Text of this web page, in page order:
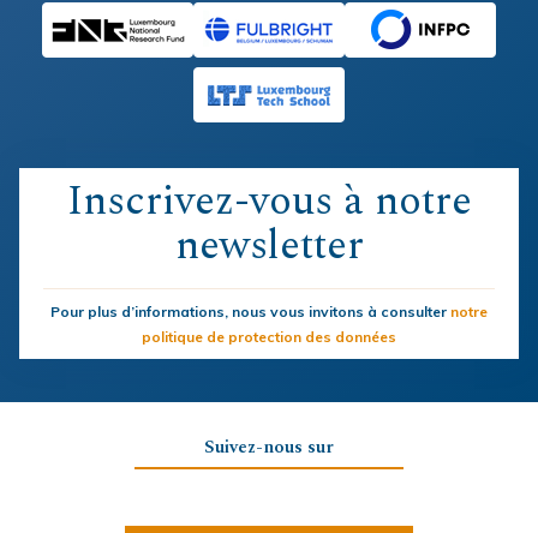
Inscrivez-vous à notre
newsletter
Pour plus d’informations, nous vous invitons à consulter notre
politique de protection des données
Suivez-nous sur